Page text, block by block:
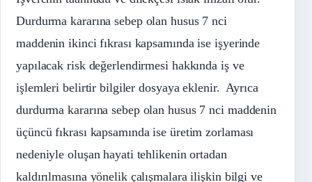
Durdurma kararına sebep olan husus 7 nci
maddenin ikinci fıkrası kapsamında ise işyerinde
yapılacak risk değerlendirmesi hakkında iş ve
işlemleri belirtir bilgiler dosyaya eklenir. Ayrıca
durdurma kararına sebep olan husus 7 nci maddenin
üçüncü fıkrası kapsamında ise üretim zorlaması
nedeniyle oluşan hayati tehlikenin ortadan
kaldırılmasına yönelik çalışmalara ilişkin bilgi ve